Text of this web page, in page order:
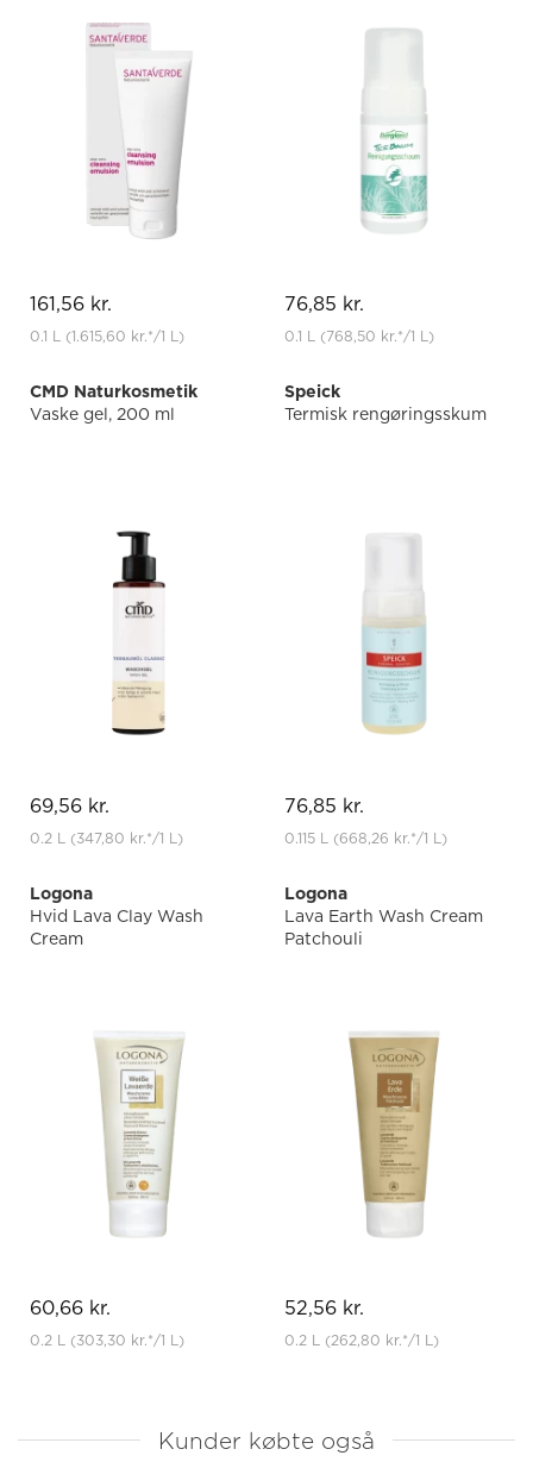
161,56 kr.
0.1 L (1.615,60 kr.*/1 L)
76,85 kr.
0.1 L (768,50 kr.*/1 L)
CMD Naturkosmetik
Vaske gel, 200 ml
69,56 kr.
0.2 L (347,80 kr.*/1 L)
Speick
Termisk rengøringsskum
76,85 kr.
0.115 L (668,26 kr.*/1 L)
Logona
Hvid Lava Clay Wash
Cream
60,66 kr.
0.2 L (303,30 kr.*/1 L)
Logona
Lava Earth Wash Cream
Patchouli
52,56 kr.
0.2 L (262,80 kr.*/1 L)
Kunder købte også